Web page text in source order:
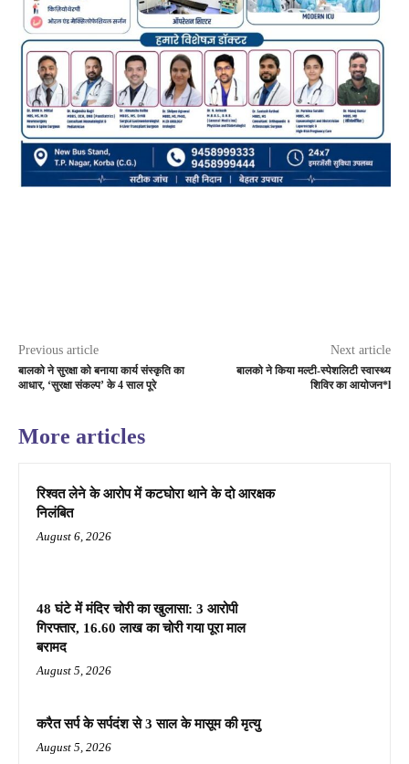
Previous article
बालको ने सुरक्षा को बनाया कार्य संस्कृति का
आधार, ‘सुरक्षा संकल्प’ के 4 साल पूरे
Next article
बालको ने किया मल्टी-स्पेशलिटी स्वास्थ्य
शिविर का आयोजन*l
More articles
रिश्वत लेने के आरोप में कटघोरा थाने के दो आरक्षक
निलंबित
August 6, 2026
48 घंटे में मंदिर चोरी का खुलासा: 3 आरोपी
गिरफ्तार, 16.60 लाख का चोरी गया पूरा माल
बरामद
August 5, 2026
करैत सर्प के सर्पदंश से 3 साल के मासूम की मृत्यु
August 5, 2026